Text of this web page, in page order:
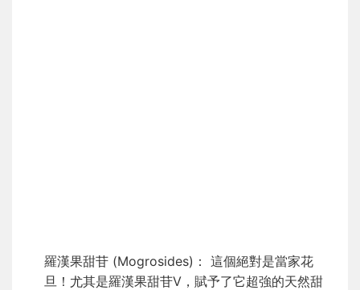
羅漢果甜苷 (Mogrosides)： 這個絕對是當家花
旦！尤其是羅漢果甜苷V，賦予了它超強的天然甜